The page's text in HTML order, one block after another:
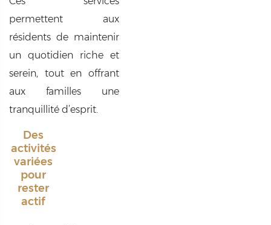
permettent aux
résidents de maintenir
un quotidien riche et
serein, tout en offrant
aux familles une
tranquillité d’esprit.
Des
activités
variées
pour
rester
actif